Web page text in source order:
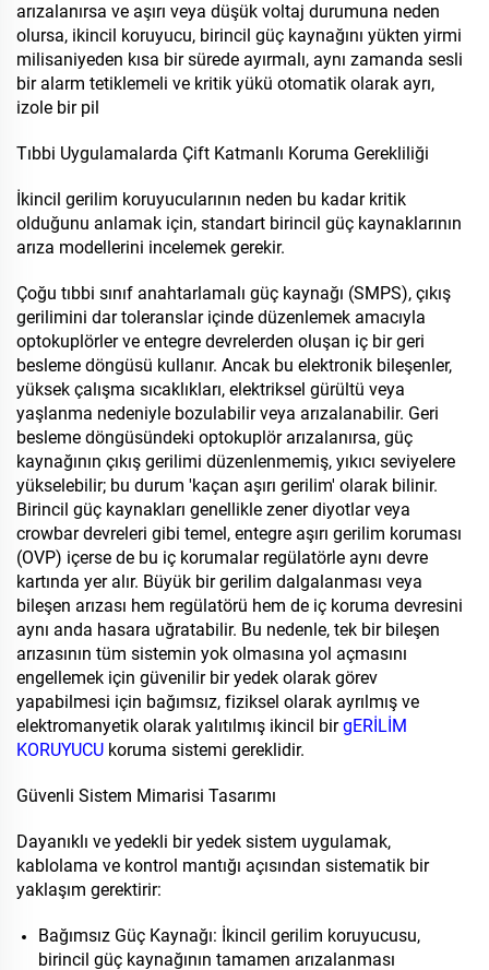
arızalanırsa ve aşırı veya düşük voltaj durumuna neden
olursa, ikincil koruyucu, birincil güç kaynağını yükten yirmi
milisaniyeden kısa bir sürede ayırmalı, aynı zamanda sesli
bir alarm tetiklemeli ve kritik yükü otomatik olarak ayrı,
izole bir pil
Tıbbi Uygulamalarda Çift Katmanlı Koruma Gerekliliği
İkincil gerilim koruyucularının neden bu kadar kritik
olduğunu anlamak için, standart birincil güç kaynaklarının
arıza modellerini incelemek gerekir.
Çoğu tıbbi sınıf anahtarlamalı güç kaynağı (SMPS), çıkış
gerilimini dar toleranslar içinde düzenlemek amacıyla
optokuplörler ve entegre devrelerden oluşan iç bir geri
besleme döngüsü kullanır. Ancak bu elektronik bileşenler,
yüksek çalışma sıcaklıkları, elektriksel gürültü veya
yaşlanma nedeniyle bozulabilir veya arızalanabilir. Geri
besleme döngüsündeki optokuplör arızalanırsa, güç
kaynağının çıkış gerilimi düzenlenmemiş, yıkıcı seviyelere
yükselebilir; bu durum 'kaçan aşırı gerilim' olarak bilinir.
Birincil güç kaynakları genellikle zener diyotlar veya
crowbar devreleri gibi temel, entegre aşırı gerilim koruması
(OVP) içerse de bu iç korumalar regülatörle aynı devre
kartında yer alır. Büyük bir gerilim dalgalanması veya
bileşen arızası hem regülatörü hem de iç koruma devresini
aynı anda hasara uğratabilir. Bu nedenle, tek bir bileşen
arızasının tüm sistemin yok olmasına yol açmasını
engellemek için güvenilir bir yedek olarak görev
yapabilmesi için bağımsız, fiziksel olarak ayrılmış ve
elektromanyetik olarak yalıtılmış ikincil birgERİLİM
KORUYUCU koruma sistemi gereklidir.
Güvenli Sistem Mimarisi Tasarımı
Dayanıklı ve yedekli bir yedek sistem uygulamak,
kablolama ve kontrol mantığı açısından sistematik bir
yaklaşım gerektirir:
Bağımsız Güç Kaynağı: İkincil gerilim koruyucusu,
birincil güç kaynağının tamamen arızalanması